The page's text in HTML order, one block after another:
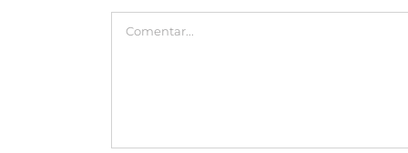
Comment